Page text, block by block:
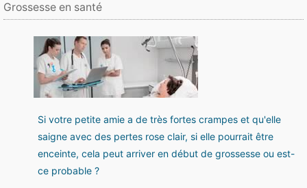
Grossesse en santé
Si votre petite amie a de très fortes crampes et qu'elle
saigne avec des pertes rose clair, si elle pourrait être
enceinte, cela peut arriver en début de grossesse ou est-
ce probable ?